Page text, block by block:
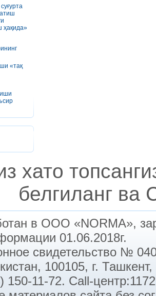
ҳақида»
«тақ
хато
белгиланг ва
в ООО «NORMA»,
01.06.2018г.
свидетельство №
100105, г.
150-11-72. Call-